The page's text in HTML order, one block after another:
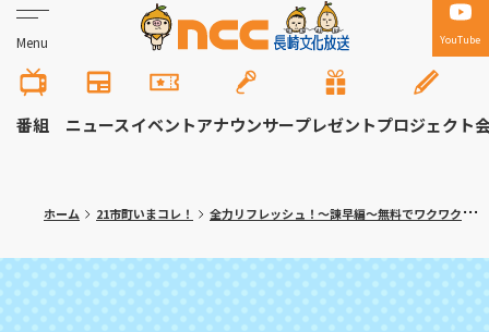
Menu YouTube
番組 ニュースイベントアナウンサープレゼントプロジェクト
ホーム 21市町いまコレ！ 全力リフレッシュ！～諫早編～無料でワクワク体験！大人の隠れ家カフェも